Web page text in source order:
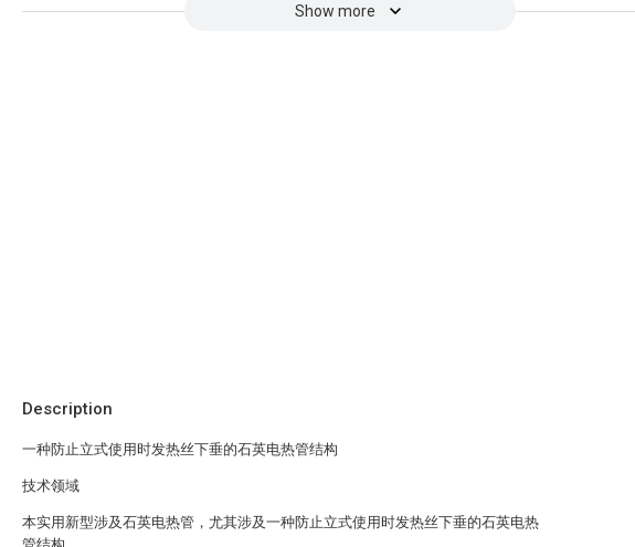
Show more
Description
一种防止立式使用时发热丝下垂的石英电热管结构
技术领域
本实用新型涉及石英电热管，尤其涉及一种防止立式使用时发热丝下垂的石英电热